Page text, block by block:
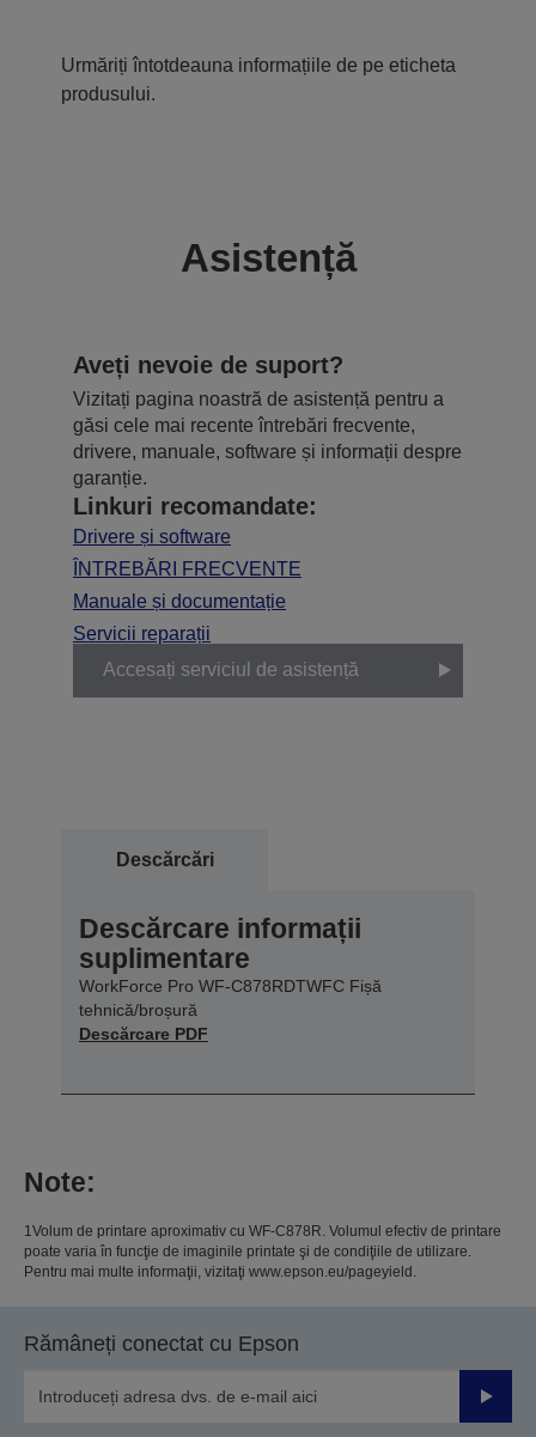
Urmăriți întotdeauna informațiile de pe eticheta
produsului.
Asistență
Aveți nevoie de suport?
Vizitați pagina noastră de asistență pentru a
găsi cele mai recente întrebări frecvente,
drivere, manuale, software și informații despre
garanție.
Linkuri recomandate:
Drivere și software
ÎNTREBĂRI FRECVENTE
Manuale și documentație
Servicii reparații
Accesați serviciul de asistență
Descărcări
Descărcare informații
suplimentare
WorkForce Pro WF-C878RDTWFC Fișă
tehnică/broșură
Descărcare PDF
Note:
1Volum de printare aproximativ cu WF-C878R. Volumul efectiv de printare
poate varia în funcţie de imaginile printate şi de condiţiile de utilizare.
Pentru mai multe informaţii, vizitaţi www.epson.eu/pageyield.
Rămâneți conectat cu Epson